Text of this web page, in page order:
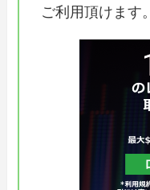
ご利用頂けます。